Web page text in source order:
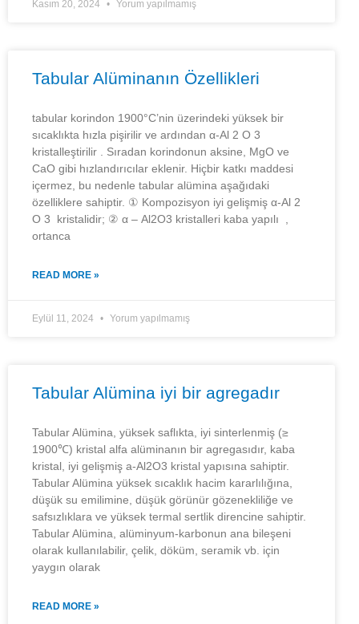
Kasım 20, 2024 Yorum yapılmamış
Tabular Alüminanın Özellikleri
tabular korindon 1900°C’nin üzerindeki yüksek bir
sıcaklıkta hızla pişirilir ve ardından α-Al 2 O 3
kristalleştirilir . Sıradan korindonun aksine, MgO ve
CaO gibi hızlandırıcılar eklenir. Hiçbir katkı maddesi
içermez, bu nedenle tabular alümina aşağıdaki
özelliklere sahiptir. ① Kompozisyon iyi gelişmiş α-Al 2
O 3 kristalidir; ② α – Al2O3 kristalleri kaba yapılı ,
ortanca
READ MORE »
Eylül 11, 2024 Yorum yapılmamış
Tabular Alümina iyi bir agregadır
Tabular Alümina, yüksek saflıkta, iyi sinterlenmiş (≥
1900℃) kristal alfa alüminanın bir agregasıdır, kaba
kristal, iyi gelişmiş a-Al2O3 kristal yapısına sahiptir.
Tabular Alümina yüksek sıcaklık hacim kararlılığına,
düşük su emilimine, düşük görünür gözenekliliğe ve
safsızlıklara ve yüksek termal sertlik direncine sahiptir.
Tabular Alümina, alüminyum-karbonun ana bileşeni
olarak kullanılabilir, çelik, döküm, seramik vb. için
yaygın olarak
READ MORE »